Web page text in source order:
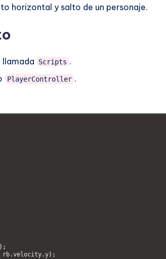
horizontal y salto de un personaje.
llamada Scripts .
PlayerController .
) ;
rb.velocity.y) ;